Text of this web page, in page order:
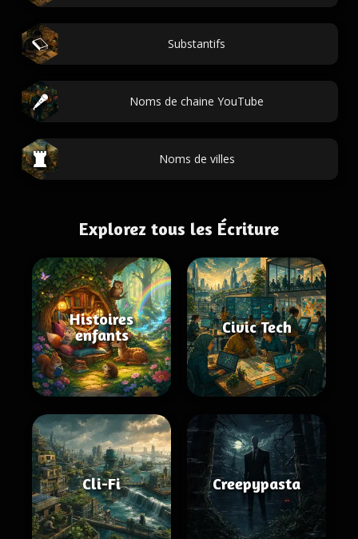
Substantifs
Noms de chaine YouTube
Noms de villes
Explorez tous les Écriture
Histoires
enfants
Civic Tech
Cli-Fi Creepypasta